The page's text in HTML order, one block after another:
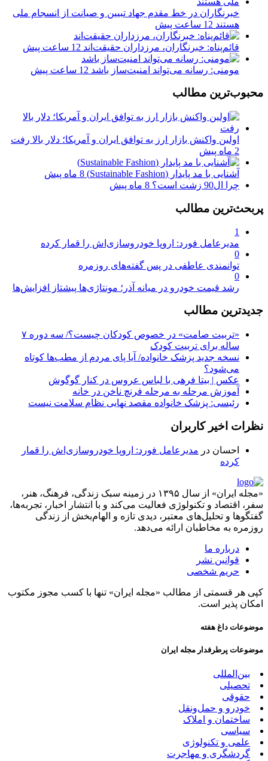
خبرنگاران در خط مقدم جهاد تبیین و صیانت از انسجام ملی
هستند 12 ساعت پیش
قائم‌پناه: ‏خبرنگاران، مرزداران حقیقت‌اند 12 ساعت پیش
مومنی: رسانه می‌تواند امنیت‌ساز باشد 12 ساعت پیش
محبوب‌ترین مطالب
اولین واکنش بازار ارز به توافق ایران و آمریکا؛ دلار بالا رفت
2 ماه پیش
آشنایی با مد پایدار (Sustainable Fashion)
8 ماه پیش
چرا ال90 زشت است؟
8 ماه پیش
پربحث‌ترین مطالب
1
مدیرعامل فورد: اروپا خودروسازی‌اش را قمار کرده
0
توانمندی عاطفی در پس گفته‌های روزمره
0
رشد قیمت خودرو در میانه آذر؛ مونتاژی‌ها پیشتاز افزایش‌ها
جدیدترین مطالب
«تربیت صامت» در خصوص کودکان چیست؟/ سه دوره ۷
ساله برای تربیت کودک
نسخه جدید پزشک خانواده/ آیا پای مردم از مطب‌ها‌ کوتاه
می‌شود؟
عکس | بیتا فرهی با لباس عروس در کنار گوگوش
آموزش مرحله به مرحله فرنچ ناخن در خانه
رئیسی: پزشک خانواده مقصد نهایی نظام سلامت نیست
نظرات اخیر کاربران
احسان در مدیرعامل فورد: اروپا خودروسازی‌اش را قمار
کرده
«مجله ایران» از سال ۱۳۹۵ در زمینه سبک زندگی، فرهنگ، هنر،
سفر، اقتصاد و تکنولوژی فعالیت می‌کند و با انتشار اخبار، تجربه‌ها،
گفتگوها و تحلیل‌های معتبر، دیدی تازه و الهام‌بخش از زندگی
روزمره به مخاطبان ارائه می‌دهد.
درباره ما
قوانین نشر
حریم شخصی
کپی هر قسمتی از مطالب «مجله ایران» تنها با کسب مجوز مکتوب
امکان پذیر است.
موضوعات داغ هفته
موضوعات پرطرفدار مجله ایران
بین‌المللی
تحصیلی
حقوقی
خودرو و حمل‌و‌نقل
ساختمان و املاک
سیاسی
علمی و تکنولوژی
گردشگری و مهاجرت